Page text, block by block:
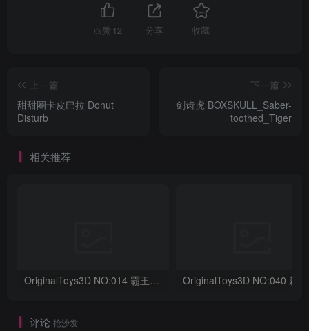
点赞 12 分享 收藏
上一篇
甜甜圈卡皮巴拉 Donut
Disturb
下一篇
剑齿虎 BOXSKULL_Saber-
toothed_Tiger
相关推荐
OriginalToys3D NO:014 霸王龙骨架
评论 抢沙发